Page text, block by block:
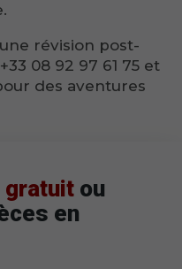
révision post-
08 92 97 61 75 et
des aventures
gratuit ou
en